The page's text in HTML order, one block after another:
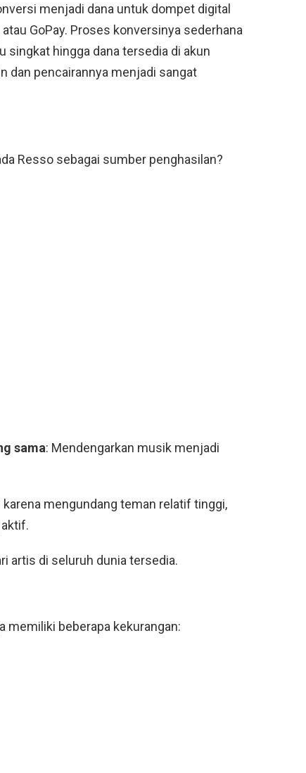
menjadi dana untuk dompet digital
GoPay. Proses konversinya sederhana
singkat hingga dana tersedia di akun
dan pencairannya menjadi sangat
Resso sebagai sumber penghasilan?
sama: Mendengarkan musik menjadi
karena mengundang teman relatif tinggi,
artis di seluruh dunia tersedia.
memiliki beberapa kekurangan: